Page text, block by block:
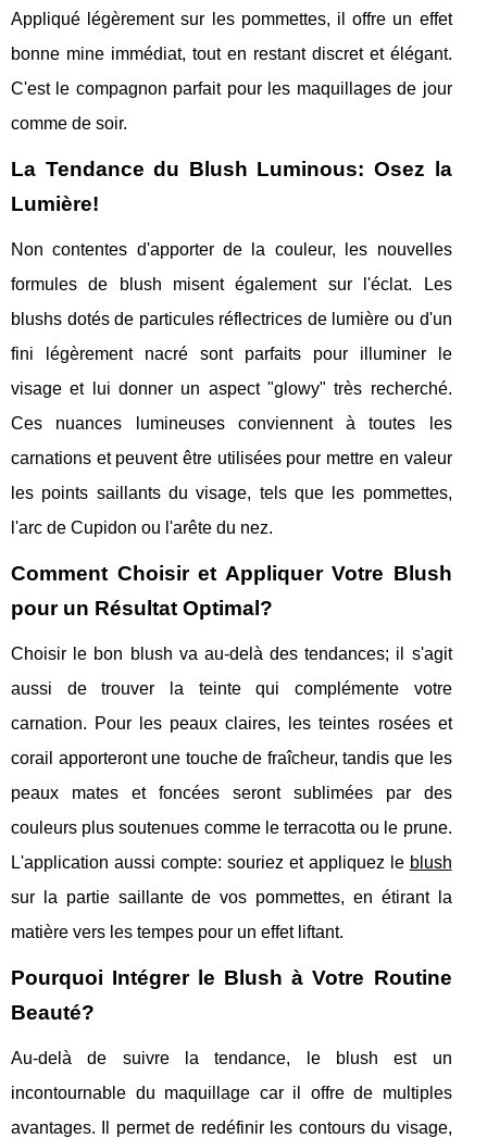
Appliqué légèrement sur les pommettes, il offre un effet
bonne mine immédiat, tout en restant discret et élégant.
C'est le compagnon parfait pour les maquillages de jour
comme de soir.
La Tendance du Blush Luminous: Osez la
Lumière!
Non contentes d'apporter de la couleur, les nouvelles
formules de blush misent également sur l'éclat. Les
blushs dotés de particules réflectrices de lumière ou d'un
fini légèrement nacré sont parfaits pour illuminer le
visage et lui donner un aspect "glowy" très recherché.
Ces nuances lumineuses conviennent à toutes les
carnations et peuvent être utilisées pour mettre en valeur
les points saillants du visage, tels que les pommettes,
l'arc de Cupidon ou l'arête du nez.
Comment Choisir et Appliquer Votre Blush
pour un Résultat Optimal?
Choisir le bon blush va au-delà des tendances; il s'agit
aussi de trouver la teinte qui complémente votre
carnation. Pour les peaux claires, les teintes rosées et
corail apporteront une touche de fraîcheur, tandis que les
peaux mates et foncées seront sublimées par des
couleurs plus soutenues comme le terracotta ou le prune.
L'application aussi compte: souriez et appliquez le blush
sur la partie saillante de vos pommettes, en étirant la
matière vers les tempes pour un effet liftant.
Pourquoi Intégrer le Blush à Votre Routine
Beauté?
Au-delà de suivre la tendance, le blush est un
incontournable du maquillage car il offre de multiples
avantages. Il permet de redéfinir les contours du visage,